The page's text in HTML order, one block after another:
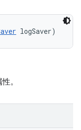
logSaver)
。